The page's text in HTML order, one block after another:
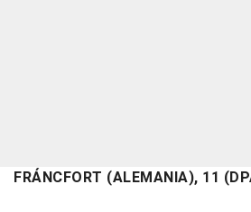
FRÁNCFORT (ALEMANIA), 11